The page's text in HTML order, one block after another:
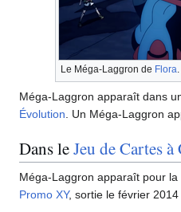
Le Méga-Laggron de Flora.
Méga-Laggron apparaît dans
Évolution. Un Méga-Laggron
Dans leJeu de Cartes
Méga-Laggron apparaît pour
Promo XY, sortie le février